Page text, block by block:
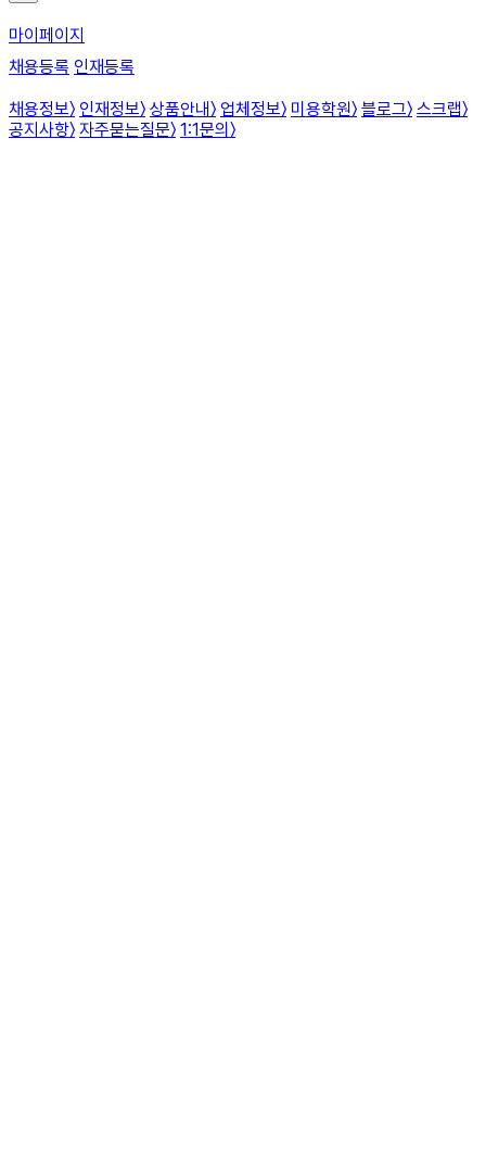
마이페이지
채용등록 인재등록
채용정보〉 인재정보〉 상품안내 〉 업체정보〉 미용학원〉 블로그〉 스크랩〉
공지사항〉 자주묻는질문〉 1:1문의 〉